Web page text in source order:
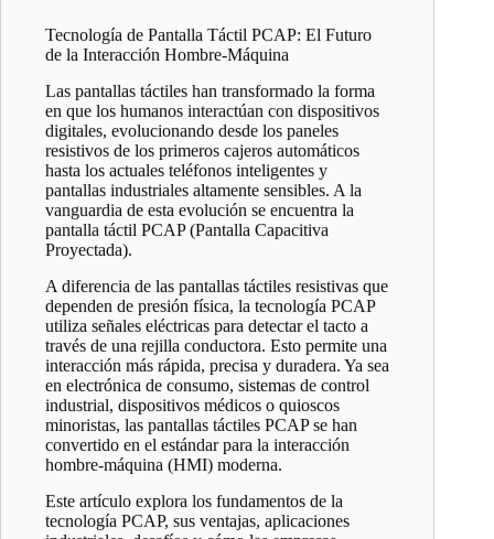
Tecnología de Pantalla Táctil PCAP: El Futuro
de la Interacción Hombre-Máquina
Las pantallas táctiles han transformado la forma
en que los humanos interactúan con dispositivos
digitales, evolucionando desde los paneles
resistivos de los primeros cajeros automáticos
hasta los actuales teléfonos inteligentes y
pantallas industriales altamente sensibles. A la
vanguardia de esta evolución se encuentra la
pantalla táctil PCAP (Pantalla Capacitiva
Proyectada).
A diferencia de las pantallas táctiles resistivas que
dependen de presión física, la tecnología PCAP
utiliza señales eléctricas para detectar el tacto a
través de una rejilla conductora. Esto permite una
interacción más rápida, precisa y duradera. Ya sea
en electrónica de consumo, sistemas de control
industrial, dispositivos médicos o quioscos
minoristas, las pantallas táctiles PCAP se han
convertido en el estándar para la interacción
hombre-máquina (HMI) moderna.
Este artículo explora los fundamentos de la
tecnología PCAP, sus ventajas, aplicaciones